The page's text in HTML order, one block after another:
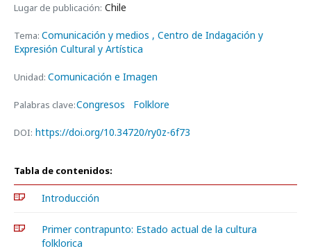
Lugar de publicación: Chile
Tema: Comunicación y medios , Centro de Indagación y
Expresión Cultural y Artística
Unidad: Comunicación e Imagen
Palabras clave:Congresos Folklore
DOI: https://doi.org/10.34720/ry0z-6f73
Tabla de contenidos:
Introducción
Primer contrapunto: Estado actual de la cultura
folklorica